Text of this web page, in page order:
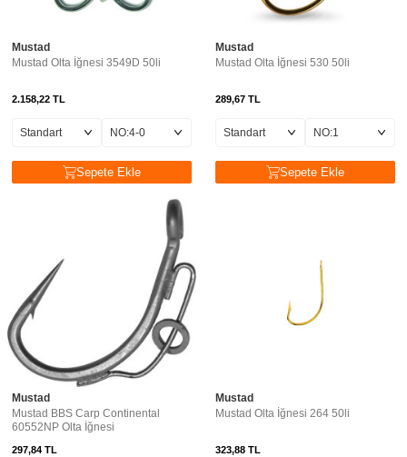
Mustad
Mustad Olta İğnesi 3549D 50li
2.158,22 TL
Sepete Ekle
Mustad
Mustad Olta İğnesi 530 50li
289,67 TL
Sepete Ekle
Mustad
Mustad BBS Carp Continental
60552NP Olta İğnesi
297,84 TL
Mustad
Mustad Olta İğnesi 264 50li
323,88 TL